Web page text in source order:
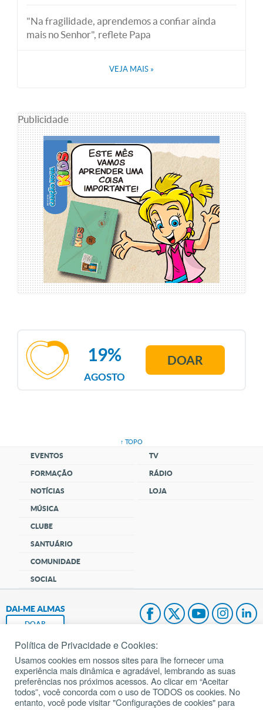
"Na fragilidade, aprendemos a confiar ainda
mais no Senhor", reflete Papa
VEJA MAIS »
Publicidade
AGOSTO
19% DOAR
↑ TOPO
EVENTOS
FORMAÇÃO
NOTÍCIAS
MÚSICA
CLUBE
SANTUÁRIO
COMUNIDADE
SOCIAL
TV
RÁDIO
LOJA
DAI-ME ALMAS
DOAR
Fundação João Paulo II
Pedido de Oração
Mapa do site
Política de Privacidade e Cookies:
Usamos cookies em nossos sites para lhe fornecer uma
experiência mais dinâmica e agradável, lembrando as suas
preferências nos próximos acessos. Ao clicar em “Aceitar
todos”, você concorda com o uso de TODOS os cookies. No
entanto, você pode visitar "Configurações de cookies" para